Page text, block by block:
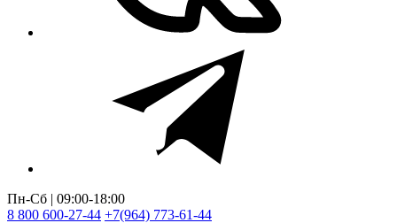
Пн-Сб | 09:00-18:00
8 800 600-27-44 +7(964) 773-61-44